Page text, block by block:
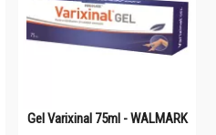
Gel Varixinal 75ml - WALMARK